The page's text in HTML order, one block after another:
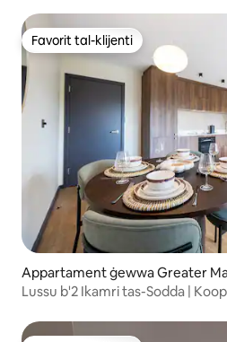
Favorit tal-klijenti
Favorit tal-klijenti
Appartament ġewwa Greater
Lussu b'2 Ikamri tas-Sodda |